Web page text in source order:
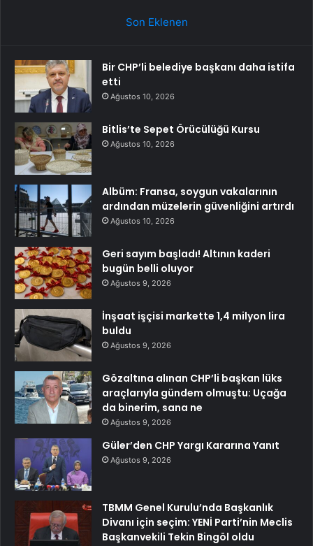
Son Eklenen
Bir CHP’li belediye başkanı daha istifa
etti
Ağustos 10, 2026
Bitlis’te Sepet Örücülüğü Kursu
Ağustos 10, 2026
Albüm: Fransa, soygun vakalarının
ardından müzelerin güvenliğini artırdı
Ağustos 10, 2026
Geri sayım başladı! Altının kaderi
bugün belli oluyor
Ağustos 9, 2026
İnşaat işçisi markette 1,4 milyon lira
buldu
Ağustos 9, 2026
Gözaltına alınan CHP’li başkan lüks
araçlarıyla gündem olmuştu: Uçağa
da binerim, sana ne
Ağustos 9, 2026
Güler’den CHP Yargı Kararına Yanıt
Ağustos 9, 2026
TBMM Genel Kurulu’nda Başkanlık
Divanı için seçim: YENİ Parti’nin Meclis
Başkanvekili Tekin Bingöl oldu